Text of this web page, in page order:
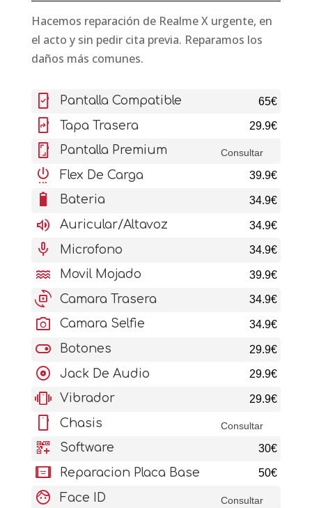
Hacemos reparación de Realme X urgente, en
el acto y sin pedir cita previa. Reparamos los
daños más comunes.
mobile_friendly Pantalla Compatible 65€
mobile_screen_share Tapa Trasera 29.9€
screenshot Pantalla Premium Consultar
settings_power Flex De Carga 39.9€
battery_6_bar Bateria 34.9€
volume_up Auricular/Altavoz 34.9€
mic Microfono 34.9€
water Movil Mojado 39.9€
cameraswitch Camara Trasera 34.9€
photo_camera Camara Selfie 34.9€
toggle_on Botones 29.9€
album Jack De Audio 29.9€
vibration Vibrador 29.9€
stay_current_portrait Chasis Consultar
qr_code_2_add Software 30€
aod_tablet Reparacion Placa Base 50€
face Face ID Consultar